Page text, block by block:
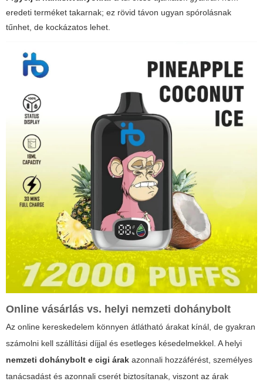
eredeti terméket takarnak; ez rövid távon ugyan spórolásnak
tűnhet, de kockázatos lehet.
Online vásárlás vs. helyi nemzeti dohánybolt
Az online kereskedelem könnyen átlátható árakat kínál, de gyakran
számolni kell szállítási díjjal és esetleges késedelmekkel. A helyi
nemzeti dohánybolt e cigi árak azonnali hozzáférést, személyes
tanácsadást és azonnali cserét biztosítanak, viszont az árak